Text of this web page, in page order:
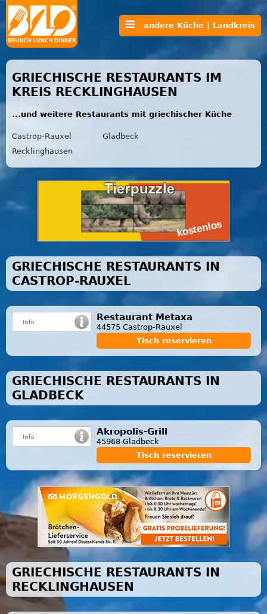
andere Küche | Landkreis
GRIECHISCHE RESTAURANTS IM
KREIS RECKLINGHAUSEN
...und weitere Restaurants mit griechischer Küche
Castrop-Rauxel
Gladbeck
Recklinghausen
GRIECHISCHE RESTAURANTS IN
CASTROP-RAUXEL
Restaurant Metaxa
44575 Castrop-Rauxel
Tisch reservieren
GRIECHISCHE RESTAURANTS IN
GLADBECK
Akropolis-Grill
45968 Gladbeck
Tisch reservieren
GRIECHISCHE RESTAURANTS IN
RECKLINGHAUSEN